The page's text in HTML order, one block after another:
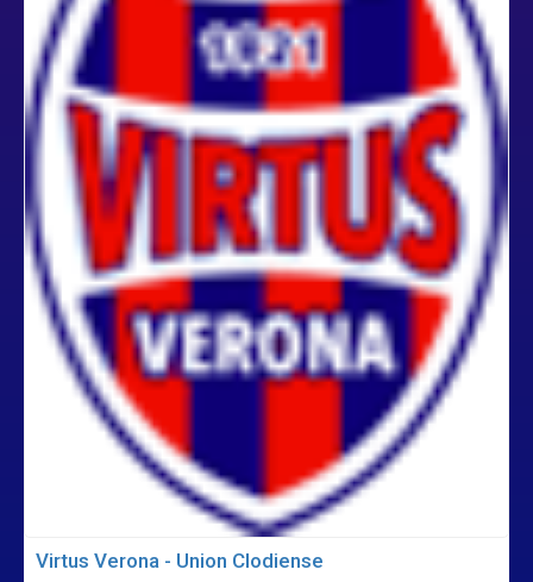
Virtus Verona - Union Clodiense